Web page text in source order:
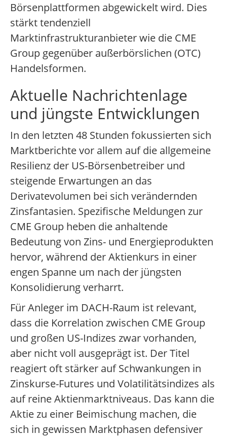
Börsenplattformen abgewickelt wird. Dies
stärkt tendenziell
Marktinfrastrukturanbieter wie die CME
Group gegenüber außerbörslichen (OTC)
Handelsformen.
Aktuelle Nachrichtenlage
und jüngste Entwicklungen
In den letzten 48 Stunden fokussierten sich
Marktberichte vor allem auf die allgemeine
Resilienz der US-Börsenbetreiber und
steigende Erwartungen an das
Derivatevolumen bei sich verändernden
Zinsfantasien. Spezifische Meldungen zur
CME Group heben die anhaltende
Bedeutung von Zins- und Energieprodukten
hervor, während der Aktienkurs in einer
engen Spanne um nach der jüngsten
Konsolidierung verharrt.
Für Anleger im DACH-Raum ist relevant,
dass die Korrelation zwischen CME Group
und großen US-Indizes zwar vorhanden,
aber nicht voll ausgeprägt ist. Der Titel
reagiert oft stärker auf Schwankungen in
Zinskurse-Futures und Volatilitätsindizes als
auf reine Aktienmarktniveaus. Das kann die
Aktie zu einer Beimischung machen, die
sich in gewissen Marktphasen defensiver